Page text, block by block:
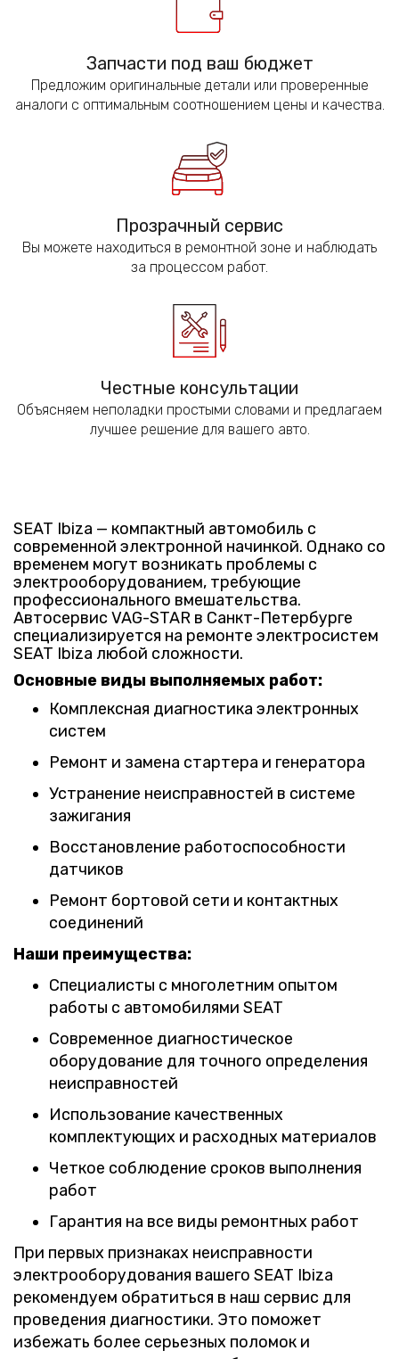
Запчасти под ваш бюджет
Предложим оригинальные детали или проверенные
аналоги с оптимальным соотношением цены и качества.
Прозрачный сервис
Вы можете находиться в ремонтной зоне и наблюдать
за процессом работ.
Честные консультации
Объясняем неполадки простыми словами и предлагаем
лучшее решение для вашего авто.
SEAT Ibiza — компактный автомобиль с
современной электронной начинкой. Однако со
временем могут возникать проблемы с
электрооборудованием, требующие
профессионального вмешательства.
Автосервис VAG-STAR в Санкт-Петербурге
специализируется на ремонте электросистем
SEAT Ibiza любой сложности.
Основные виды выполняемых работ:
Комплексная диагностика электронных
систем
Ремонт и замена стартера и генератора
Устранение неисправностей в системе
зажигания
Восстановление работоспособности
датчиков
Ремонт бортовой сети и контактных
соединений
Наши преимущества:
Специалисты с многолетним опытом
работы с автомобилями SEAT
Современное диагностическое
оборудование для точного определения
неисправностей
Использование качественных
комплектующих и расходных материалов
Четкое соблюдение сроков выполнения
работ
Гарантия на все виды ремонтных работ
При первых признаках неисправности
электрооборудования вашего SEAT Ibiza
рекомендуем обратиться в наш сервис для
проведения диагностики. Это поможет
избежать более серьезных поломок и